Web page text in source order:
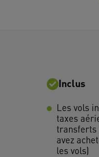
Inclus
Les vols
taxes
transferts
avez
les vols)